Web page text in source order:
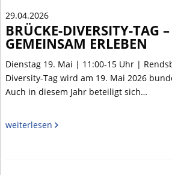
29.04.2026
BRÜCKE-DIVERSITY-TAG
GEMEINSAM ERLEBEN
Dienstag 19. Mai | 11:00-15 Uhr |
Diversity-Tag wird am 19. Mai 2026
Auch in diesem Jahr beteiligt sich…
weiterlesen